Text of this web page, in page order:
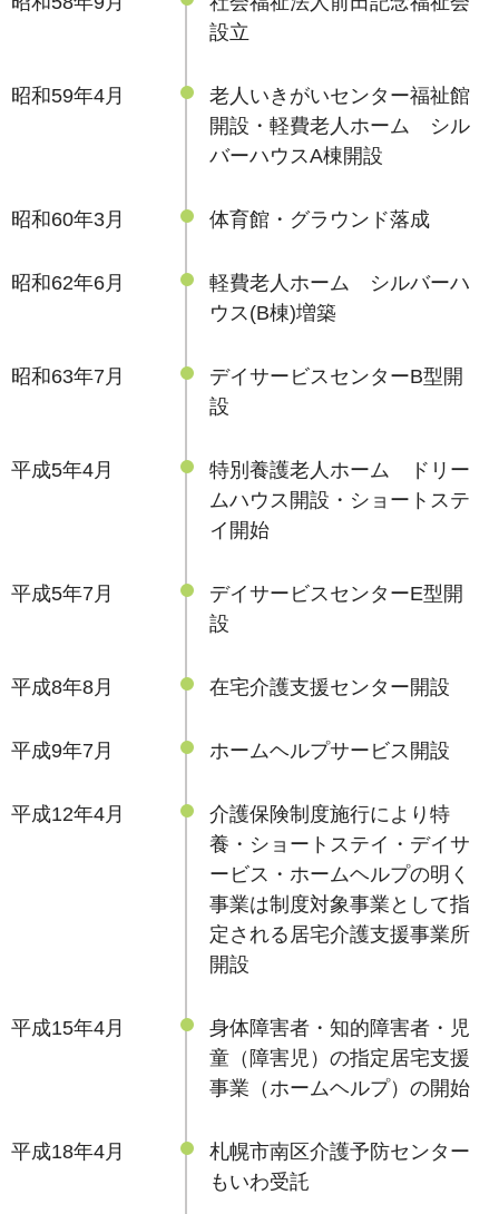
設立
昭和59年4月
老人いきがいセンター福祉館
開設・軽費老人ホーム シル
バーハウスA棟開設
昭和60年3月 体育館・グラウンド落成
昭和62年6月
軽費老人ホーム シルバーハ
ウス(B棟)増築
昭和63年7月
デイサービスセンターB型開
設
平成5年4月
特別養護老人ホーム ドリー
ムハウス開設・ショートステ
イ開始
平成5年7月
デイサービスセンターE型開
設
平成8年8月 在宅介護支援センター開設
平成9年7月 ホームヘルプサービス開設
平成12年4月
介護保険制度施行により特
養・ショートステイ・デイサ
ービス・ホームヘルプの明く
事業は制度対象事業として指
定される居宅介護支援事業所
開設
平成15年4月
身体障害者・知的障害者・児
童（障害児）の指定居宅支援
事業（ホームヘルプ）の開始
平成18年4月
札幌市南区介護予防センター
もいわ受託